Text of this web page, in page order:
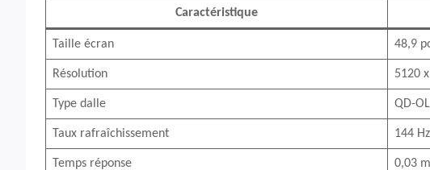
Caractéristique
Taille écran 48,9
Résolution 5120
Type dalle QD-
Taux rafraîchissement 144 Hz
Temps réponse 0,03